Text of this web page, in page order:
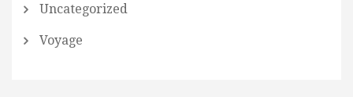
Uncategorized
Voyage